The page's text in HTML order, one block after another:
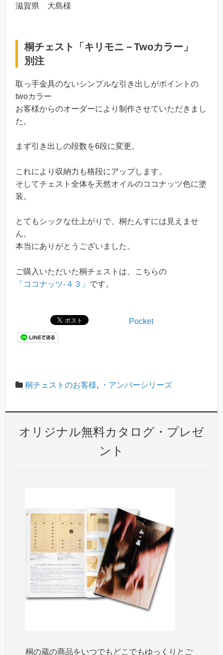
滋賀県 大島様
桐チェスト「キリモニ－Twoカラー」
別注
取っ手金具のないシンプルな引き出しがポイントの
twoカラー
お客様からのオーダーにより制作させていただきまし
た。
まず引き出しの段数を6段に変更。
これにより収納力も格段にアップします。
そしてチェスト全体を天然オイルのココナッツ色に塗
装。
とてもシックな仕上がりで、桐たんすには見えませ
ん。
本当にありがとうございました。
ご購入いただいた桐チェストは、こちらの
「ココナッツ-４３」 です。
Pocket
桐チェストのお客様, ・アンバーシリーズ
オリジナル無料カタログ・プレゼ
ント
桐の蔵の商品をいつでもどこでもゆっくりとご